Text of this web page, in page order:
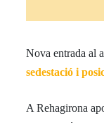
Nova entrada al
sedestació i
A Rehagirona